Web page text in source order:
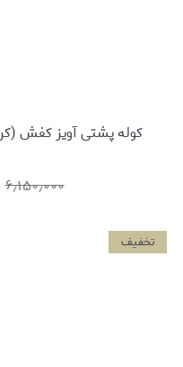
۶٫۱۵۰٫۰۰۰
تخفیف